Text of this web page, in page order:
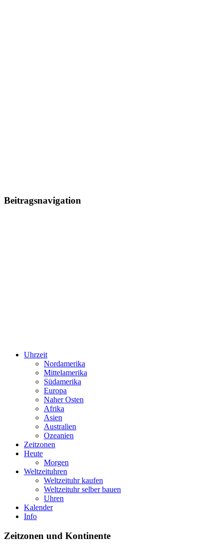
Beitragsnavigation
Uhrzeit
Nordamerika
Mittelamerika
Südamerika
Europa
Naher Osten
Afrika
Asien
Australien
Ozeanien
Zeitzonen
Heute
Morgen
Weltzeituhren
Weltzeituhr kaufen
Weltzeituhr selber bauen
Uhren
Kalender
Info
Zeitzonen und Kontinente